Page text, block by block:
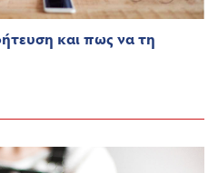
και πως να τη